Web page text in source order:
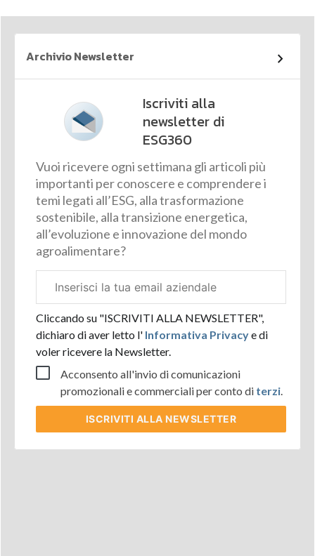
Archivio Newsletter
Iscriviti alla
newsletter di
ESG360
Vuoi ricevere ogni settimana gli articoli più
importanti per conoscere e comprendere i
temi legati all’ESG, alla trasformazione
sostenibile, alla transizione energetica,
all’evoluzione e innovazione del mondo
agroalimentare?
aziendale
Cliccando su "ISCRIVITI ALLA NEWSLETTER",
dichiaro di aver letto l'Informativa Privacye di
voler ricevere la Newsletter.
Acconsento all'invio di comunicazioni
promozionali e commerciali per conto di terzi.
ISCRIVITI ALLA NEWSLETTER